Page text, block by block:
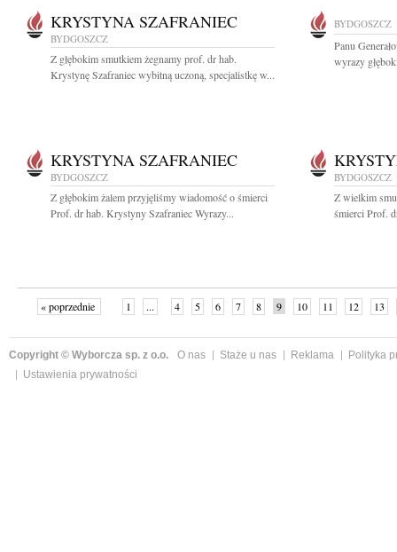
KRYSTYNA SZAFRANIEC
BYDGOSZCZ
Z głębokim smutkiem żegnamy prof. dr hab.
Krystynę Szafraniec wybitną uczoną, specjalistkę w...
BYDGOSZCZ
Panu
wyrazy
KRYSTYNA SZAFRANIEC
BYDGOSZCZ
Z głębokim żalem przyjęliśmy wiadomość o śmierci
Prof. dr hab. Krystyny Szafraniec Wyrazy...
BYDGOSZCZ
Z wielkim
śmierci Prof.
« poprzednie 1 ... 4 5 6 7 8 9 10 11 12 13
Copyright © Wyborcza sp. z o.o. O nas Staże u nas Reklama
Polityka
Ustawienia prywatności